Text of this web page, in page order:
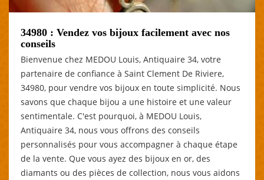
34980 : Vendez vos bijoux facilement avec nos
conseils
Bienvenue chez MEDOU Louis, Antiquaire 34, votre
partenaire de confiance à Saint Clement De Riviere,
34980, pour vendre vos bijoux en toute simplicité. Nous
savons que chaque bijou a une histoire et une valeur
sentimentale. C'est pourquoi, à MEDOU Louis,
Antiquaire 34, nous vous offrons des conseils
personnalisés pour vous accompagner à chaque étape
de la vente. Que vous ayez des bijoux en or, des
diamants ou des pièces de collection, nous vous aidons